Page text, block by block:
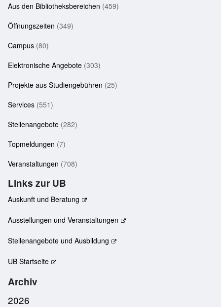
Aus den Bibliotheksbereichen (459)
Öffnungszeiten (349)
Campus (80)
Elektronische Angebote (303)
Projekte aus Studiengebühren (25)
Services (551)
Stellenangebote (282)
Topmeldungen (7)
Veranstaltungen (708)
Links zur UB
Auskunft und Beratung
Ausstellungen und Veranstaltungen
Stellenangebote und Ausbildung
UB Startseite
Archiv
2026